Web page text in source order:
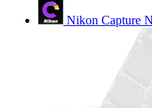
Nikon Capture